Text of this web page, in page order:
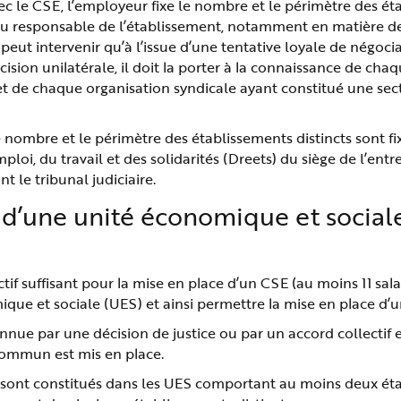
le CSE, l’employeur fixe le nombre et le périmètre des
de l’établissement, notamment en matière
intervenir qu’à l’issue d’une tentative loyale de
unilatérale, il doit la porter à la connaissance de
chaque organisation syndicale ayant constitué une
et le périmètre des établissements distincts sont
du travail et des solidarités (Dreets) du siège de
le tribunal judiciaire.
unité économique et
suffisant pour la mise en place d’un CSE (au moins 11
et sociale (UES) et ainsi permettre la mise en place
par une décision de justice ou par un accord collectif
est mis en place.
constitués dans les UES comportant au moins deux